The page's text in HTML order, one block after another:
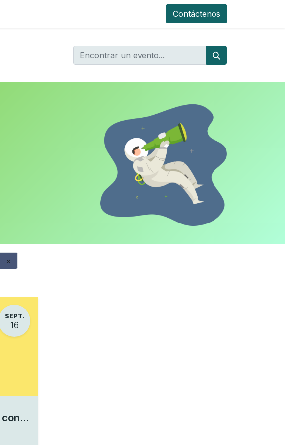
Contáctenos
×
SEPT.
16
Poder y comunicación que conecta